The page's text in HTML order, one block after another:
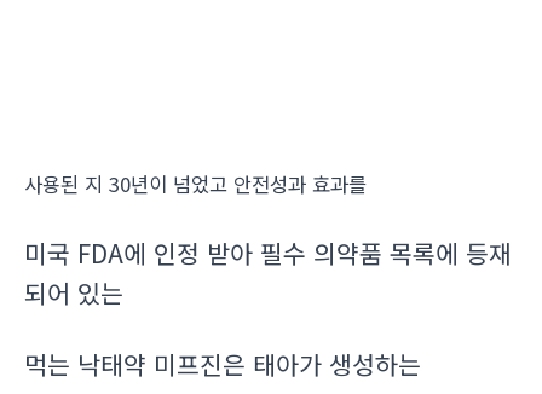
사용된 지 30년이 넘었고 안전성과 효과를
미국 FDA에 인정 받아 필수 의약품 목록에 등재
되어 있는
먹는 낙태약 미프진은 태아가 생성하는